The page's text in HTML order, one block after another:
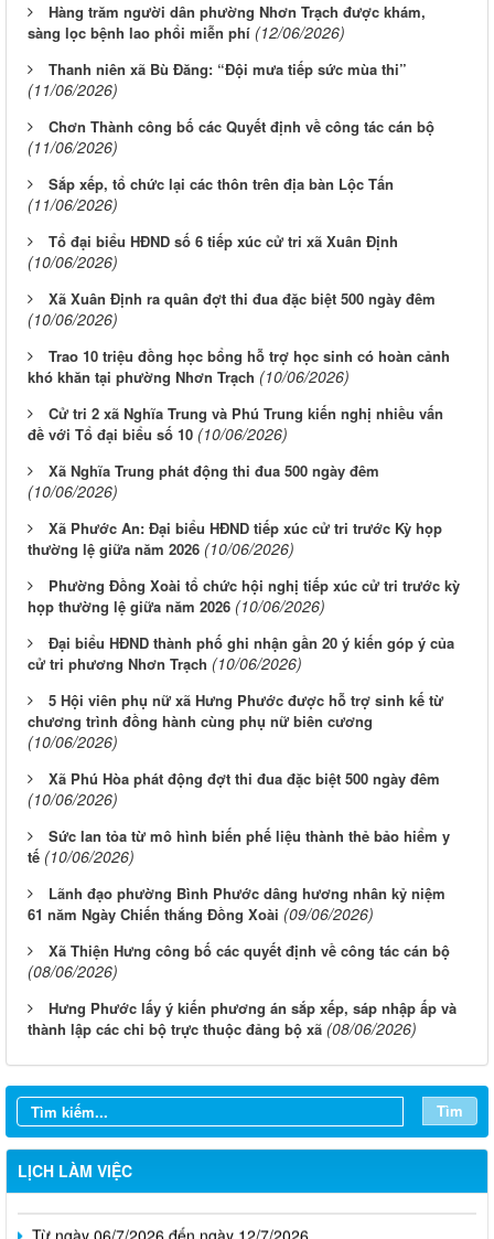
Hàng trăm người dân phường Nhơn Trạch được khám,
sàng lọc bệnh lao phổi miễn phí (12/06/2026)
Thanh niên xã Bù Đăng: “Đội mưa tiếp sức mùa thi”
(11/06/2026)
Chơn Thành công bố các Quyết định về công tác cán bộ
(11/06/2026)
Sắp xếp, tổ chức lại các thôn trên địa bàn Lộc Tấn
(11/06/2026)
Tổ đại biểu HĐND số 6 tiếp xúc cử tri xã Xuân Định
(10/06/2026)
Xã Xuân Định ra quân đợt thi đua đặc biệt 500 ngày đêm
(10/06/2026)
Trao 10 triệu đồng học bổng hỗ trợ học sinh có hoàn cảnh
khó khăn tại phường Nhơn Trạch (10/06/2026)
Cử tri 2 xã Nghĩa Trung và Phú Trung kiến nghị nhiều vấn
đề với Tổ đại biểu số 10 (10/06/2026)
Xã Nghĩa Trung phát động thi đua 500 ngày đêm
(10/06/2026)
Xã Phước An: Đại biểu HĐND tiếp xúc cử tri trước Kỳ họp
thường lệ giữa năm 2026 (10/06/2026)
Phường Đồng Xoài tổ chức hội nghị tiếp xúc cử tri trước kỳ
họp thường lệ giữa năm 2026 (10/06/2026)
Đại biểu HĐND thành phố ghi nhận gần 20 ý kiến góp ý của
cử tri phương Nhơn Trạch (10/06/2026)
5 Hội viên phụ nữ xã Hưng Phước được hỗ trợ sinh kế từ
chương trình đồng hành cùng phụ nữ biên cương
(10/06/2026)
Xã Phú Hòa phát động đợt thi đua đặc biệt 500 ngày đêm
(10/06/2026)
Sức lan tỏa từ mô hình biến phế liệu thành thẻ bảo hiểm y
tế (10/06/2026)
Lãnh đạo phường Bình Phước dâng hương nhân kỷ niệm
61 năm Ngày Chiến thắng Đồng Xoài (09/06/2026)
Xã Thiện Hưng công bố các quyết định về công tác cán bộ
(08/06/2026)
Hưng Phước lấy ý kiến phương án sắp xếp, sáp nhập ấp và
thành lập các chi bộ trực thuộc đảng bộ xã (08/06/2026)
Tìm
LỊCH LÀM VIỆC
Từ ngày 03/8/2026 đến ngày 09/8/2026
Từ ngày 27/7/2026 đến ngày 02/8/2026
Từ ngày 20/7/2026 đến ngày 26/7/2026
Từ ngày 13/7/2026 đến ngày 18/7/2026
Từ ngày 06/7/2026 đến ngày 12/7/2026